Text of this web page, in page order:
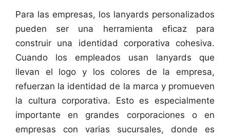
Para las empresas, los lanyards personalizados
pueden ser una herramienta eficaz para
construir una identidad corporativa cohesiva.
Cuando los empleados usan lanyards que
llevan el logo y los colores de la empresa,
refuerzan la identidad de la marca y promueven
la cultura corporativa. Esto es especialmente
importante en grandes corporaciones o en
empresas con varias sucursales, donde es